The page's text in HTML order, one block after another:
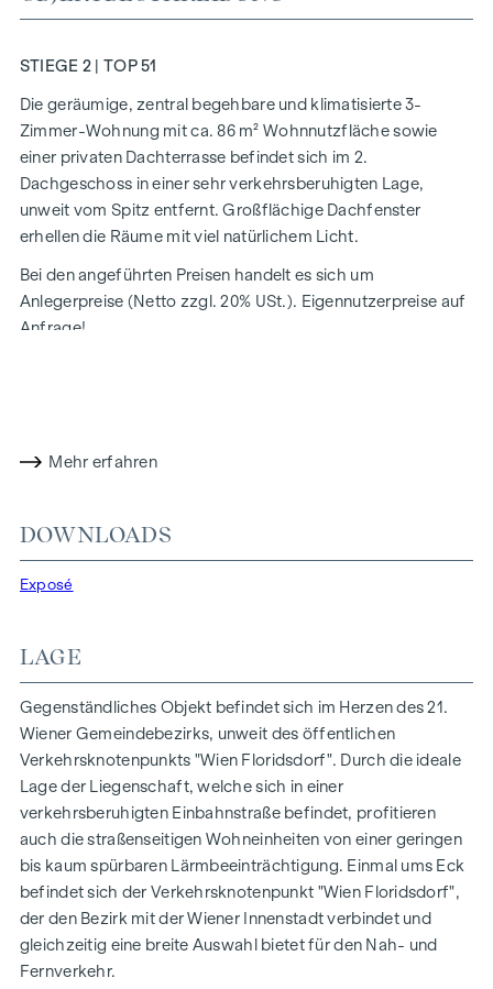
STIEGE 2 | TOP 51
Die geräumige, zentral begehbare und klimatisierte 3-
Zimmer-Wohnung mit ca. 86 m² Wohnnutzfläche sowie
einer privaten Dachterrasse befindet sich im 2.
Dachgeschoss in einer sehr verkehrsberuhigten Lage,
unweit vom Spitz entfernt. Großflächige Dachfenster
erhellen die Räume mit viel natürlichem Licht.
Bei den angeführten Preisen handelt es sich um
Anlegerpreise (Netto zzgl. 20% USt.). Eigennutzerpreise auf
Anfrage!
Badezimmer mit Badewanne, zwei Handwaschbecken
Wohnküche (ca. 30 m²) mit direktem Zugang zur
Dachterrasse
1. Schlafzimmer (ca. 24 m²)
Dachterrasse (ca. 10,5 m²)
Der besonders günstig gelegene Standort der
verkehrsberuhigten Einbahnstraße "Fahrbachgasse", die
fließend in die Begegnungszone der dort angesiedelten
Bildungseinrichtungen über geht, verleiht dem Objekt den
gewissen Charme mit all seinen Vorzügen.
AUSSTATTUNG DER WOHNUNG
bodentiefe Holz-Alu-Fenster mit 3-fach Isolierverglasung
Klima-Split-Gerät
elektrische Raffstores für die äußere Beschattung
hochwertiger Echtholz Eichenparkettboden aus
Mehr erfahren
DOWNLOADS
Exposé
LAGE
Gegenständliches Objekt befindet sich im Herzen des 21.
Wiener Gemeindebezirks, unweit des öffentlichen
Verkehrsknotenpunkts "Wien Floridsdorf". Durch die ideale
Lage der Liegenschaft, welche sich in einer
verkehrsberuhigten Einbahnstraße befindet, profitieren
auch die straßenseitigen Wohneinheiten von einer geringen
bis kaum spürbaren Lärmbeeinträchtigung. Einmal ums Eck
befindet sich der Verkehrsknotenpunkt "Wien Floridsdorf",
der den Bezirk mit der Wiener Innenstadt verbindet und
gleichzeitig eine breite Auswahl bietet für den Nah- und
Fernverkehr.